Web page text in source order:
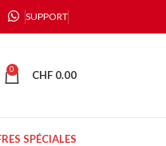
SUPPORT
0 CHF 0.00
SPÉCIALES